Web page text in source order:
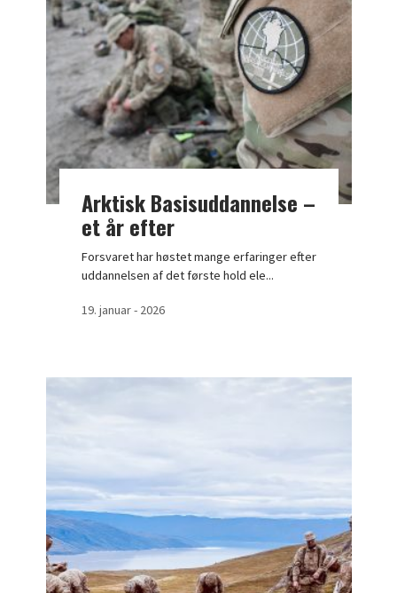
Arktisk Basisuddannelse –
et år efter
Forsvaret har høstet mange erfaringer efter
uddannelsen af det første hold ele...
19. januar - 2026